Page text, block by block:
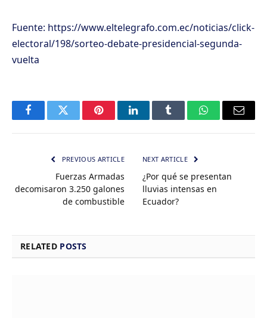
Fuente: https://www.eltelegrafo.com.ec/noticias/click-
electoral/198/sorteo-debate-presidencial-segunda-
vuelta
FacebookTwitter PinterestLinkedInTumblr WhatsAppEmail
PREVIOUS ARTICLE
Fuerzas Armadas
decomisaron 3.250 galones
de combustible
NEXT ARTICLE
¿Por qué se presentan
lluvias intensas en
Ecuador?
RELATED POSTS